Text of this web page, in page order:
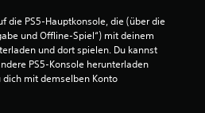
die PS5-Hauptkonsole, die (über die
und Offline-Spiel“) mit deinem
und dort spielen. Du kannst
PS5-Konsole herunterladen
mit demselben Konto